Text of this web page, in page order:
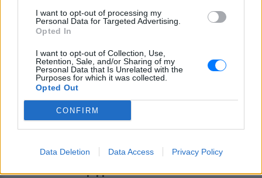
I want to opt-out of processing my
Personal Data for Targeted Advertising.
Opted In
I want to opt-out of Collection, Use,
Retention, Sale, and/or Sharing of my
Personal Data that Is Unrelated with the
Purposes for which it was collected.
Opted Out
CONFIRM
Data Deletion Data Access Privacy Policy
ΣΉΜΕΡΑ
Ο 26χρονος Λέον Τζιλέσπι παρέμεινε για
με λεπίδα, μέχρι να συλληφθεί και να
οδηγηθεί στο δικαστήριο.
Ιταλία: 27 μεγάλες πόλεις στο υψηλότερο
επίπεδο συναγερμού